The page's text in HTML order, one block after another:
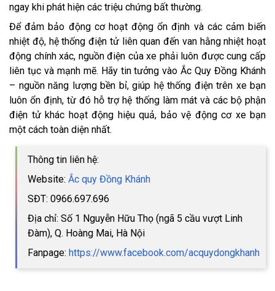
ngay khi phát hiện các triệu chứng bất thường.
Để đảm bảo động cơ hoạt động ổn định và các cảm biến
nhiệt độ, hệ thống điện tử liên quan đến van hằng nhiệt hoạt
động chính xác, nguồn điện của xe phải luôn được cung cấp
liên tục và mạnh mẽ. Hãy tin tưởng vào Ắc Quy Đồng Khánh
– nguồn năng lượng bền bỉ, giúp hệ thống điện trên xe bạn
luôn ổn định, từ đó hỗ trợ hệ thống làm mát và các bộ phận
điện tử khác hoạt động hiệu quả, bảo vệ động cơ xe bạn
một cách toàn diện nhất.
Thông tin liên hệ:
Website: Ắc quy Đồng Khánh
SĐT: 0966.697.696
Địa chỉ: Số 1 Nguyễn Hữu Thọ (ngã 5 cầu vượt Linh
Đàm), Q. Hoàng Mai, Hà Nội
Fanpage: https://www.facebook.com/acquydongkhanh